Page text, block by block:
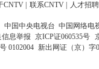
CNTV 联系CNTV 人才招聘
中国中央电视台 中国网络电
息举报 京ICP证060535号
0102004 新出网证（京）